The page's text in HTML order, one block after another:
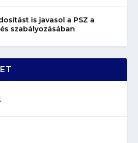
is javasol a PSZ a
szabályozásában